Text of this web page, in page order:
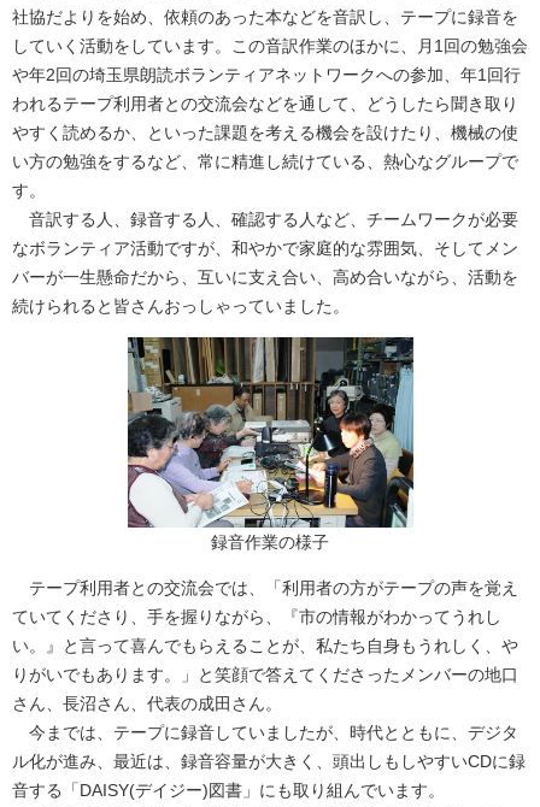
社協だよりを始め、依頼のあった本などを音訳し、テープに録音を
していく活動をしています。この音訳作業のほかに、月1回の勉強会
や年2回の埼玉県朗読ボランティアネットワークへの参加、年1回行
われるテープ利用者との交流会などを通して、どうしたら聞き取り
やすく読めるか、といった課題を考える機会を設けたり、機械の使
い方の勉強をするなど、常に精進し続けている、熱心なグループで
す。
音訳する人、録音する人、確認する人など、チームワークが必要
なボランティア活動ですが、和やかで家庭的な雰囲気、そしてメン
バーが一生懸命だから、互いに支え合い、高め合いながら、活動を
続けられると皆さんおっしゃっていました。
録音作業の様子
テープ利用者との交流会では、「利用者の方がテープの声を覚え
ていてくださり、手を握りながら、『市の情報がわかってうれし
い。』と言って喜んでもらえることが、私たち自身もうれしく、や
りがいでもあります。」と笑顔で答えてくださったメンバーの地口
さん、長沼さん、代表の成田さん。
今までは、テープに録音していましたが、時代とともに、デジタ
ル化が進み、最近は、録音容量が大きく、頭出しもしやすいCDに録
音する「DAISY(デイジー)図書」にも取り組んでいます。